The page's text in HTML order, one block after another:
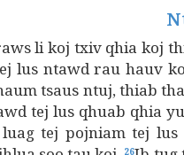
li koj txiv qhia koj
lus ntawd rau hauv
tsaus ntuj, thiab
tej lus qhuab qhia
tej pojniam tej lus
26